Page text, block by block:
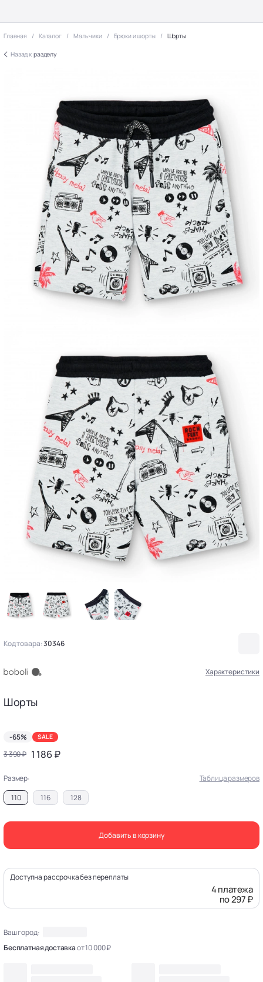
Главная Каталог Мальчики Брюки и шорты Шорты
Назад к разделу
Код товара:30346
Характеристики
Шорты
-65% SALE
3 390 ₽ 1 186 ₽
Размер:
Таблица размеров
110
116 128
Добавить в корзину
Доступна рассрочка без переплаты
4 платежа
по 297 ₽
Ваш город:
Бесплатная доставкаот 10 000 ₽